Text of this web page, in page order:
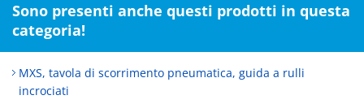
Sono presenti anche questi prodotti in questa
categoria!
MXS, tavola di scorrimento pneumatica, guida a rulli
incrociati